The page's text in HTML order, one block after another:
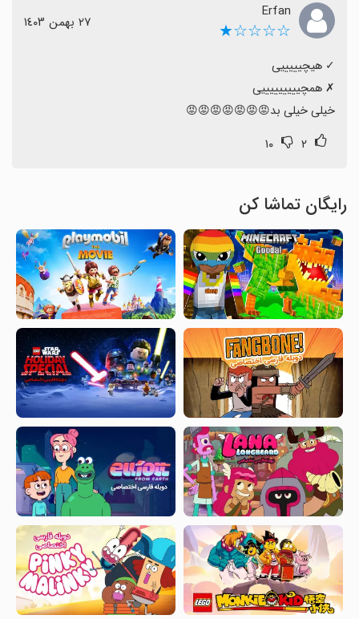
Erfan
☆☆☆☆★ ٢٧ بهمن ١٤٠٣
خیلی خیلی بد😡😡😡😡😡😡😡
۲ ۱۰
رایگان تماشا کن